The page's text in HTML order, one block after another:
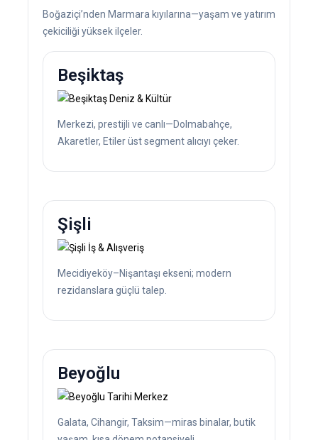
Boğaziçi’nden Marmara kıyılarına—yaşam ve yatırım
çekiciliği yüksek ilçeler.
Beşiktaş
Merkezi, prestijli ve canlı—Dolmabahçe,
Akaretler, Etiler üst segment alıcıyı çeker.
Şişli
Mecidiyeköy–Nişantaşı ekseni; modern
rezidanslara güçlü talep.
Beyoğlu
Galata, Cihangir, Taksim—miras binalar, butik